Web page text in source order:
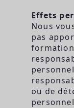
Effets
Nous
pas
ou de